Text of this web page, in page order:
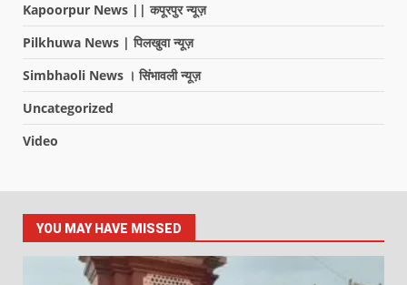
Kapoorpur News || कपूरपुर न्यूज़
Pilkhuwa News | पिलखुवा न्यूज़
Simbhaoli News । सिंभावली न्यूज़
Uncategorized
Video
YOU MAY HAVE MISSED